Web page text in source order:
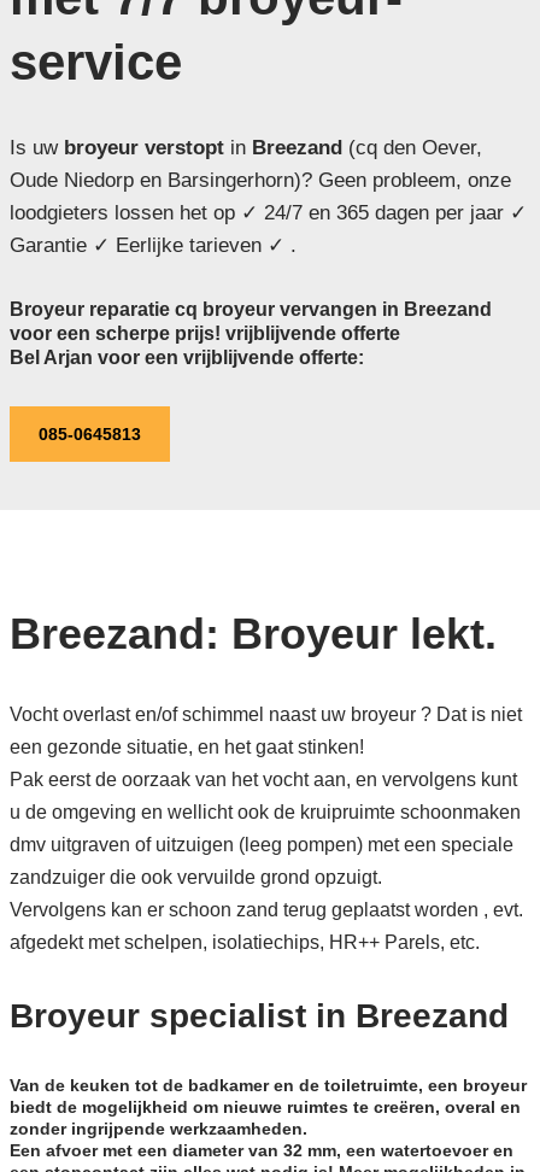
service
Is uwbroyeur verstoptin Breezand(cq den Oever,
Oude Niedorp en Barsingerhorn)? Geen probleem, onze
loodgieters lossen het op ✓ 24/7 en 365 dagen per jaar ✓
Garantie ✓ Eerlijke tarieven ✓ .
Broyeur reparatie cq broyeur vervangen in Breezand
voor een scherpe prijs! vrijblijvende offerte
Bel Arjan voor een vrijblijvende offerte:
085-0645813
Breezand: Broyeur lekt.
Vocht overlast en/of schimmel naast uw broyeur ? Dat is niet
een gezonde situatie, en het gaat stinken!
Pak eerst de oorzaak van het vocht aan, en vervolgens kunt
u de omgeving en wellicht ook de kruipruimte schoonmaken
dmv uitgraven of uitzuigen (leeg pompen) met een speciale
zandzuiger die ook vervuilde grond opzuigt.
Vervolgens kan er schoon zand terug geplaatst worden , evt.
afgedekt met schelpen, isolatiechips, HR++ Parels, etc.
Broyeur specialist in Breezand
Van de keuken tot de badkamer en de toiletruimte, een broyeur
biedt de mogelijkheid om nieuwe ruimtes te creëren, overal en
zonder ingrijpende werkzaamheden.
Een afvoer met een diameter van 32 mm, een watertoevoer en